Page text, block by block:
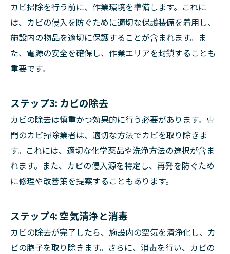
カビ掃除を行う前に、作業環境を準備します。これに
は、カビの侵入を防ぐために適切な保護装備を着用し、
施設内の物品を適切に保護することが含まれます。ま
た、電源の安全を確保し、作業エリアを封鎖することも
重要です。
ステップ3: カビの除去
カビの除去は慎重かつ効果的に行う必要があります。専
門のカビ掃除業者は、適切な方法でカビを取り除きま
す。これには、適切な化学薬品や洗浄方法の選択が含ま
れます。また、カビの侵入源を特定し、再発を防ぐため
に修理や改善策を提案することもあります。
ステップ4: 空気清浄と消毒
カビの除去が完了したら、施設内の空気を清浄化し、カ
ビの胞子を取り除きます。さらに、消毒を行い、カビの